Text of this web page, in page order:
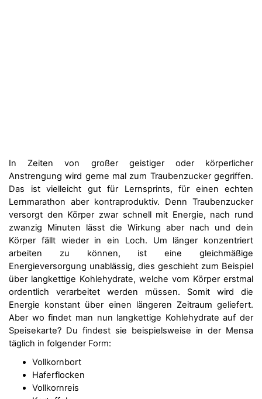
In Zeiten von großer geistiger oder körperlicher
Anstrengung wird gerne mal zum Traubenzucker gegriffen.
Das ist vielleicht gut für Lernsprints, für einen echten
Lernmarathon aber kontraproduktiv. Denn Traubenzucker
versorgt den Körper zwar schnell mit Energie, nach rund
zwanzig Minuten lässt die Wirkung aber nach und dein
Körper fällt wieder in ein Loch. Um länger konzentriert
arbeiten zu können, ist eine gleichmäßige
Energieversorgung unablässig, dies geschieht zum Beispiel
über langkettige Kohlehydrate, welche vom Körper erstmal
ordentlich verarbeitet werden müssen. Somit wird die
Energie konstant über einen längeren Zeitraum geliefert.
Aber wo findet man nun langkettige Kohlehydrate auf der
Speisekarte? Du findest sie beispielsweise in der Mensa
täglich in folgender Form:
Vollkornbort
Haferflocken
Vollkornreis